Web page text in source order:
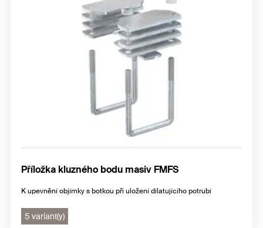
Příložka kluzného bodu masiv FMFS
K upevnění objímky s botkou při uložení dilatujícího potrubí
5 variant(y)